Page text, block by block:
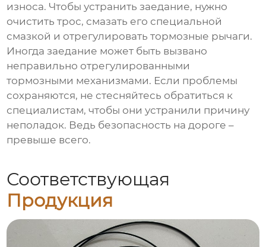
износа. Чтобы устранить заедание, нужно
очистить трос, смазать его специальной
смазкой и отрегулировать тормозные рычаги.
Иногда заедание может быть вызвано
неправильно отрегулированными
тормозными механизмами. Если проблемы
сохраняются, не стесняйтесь обратиться к
специалистам, чтобы они устранили причину
неполадок. Ведь безопасность на дороге –
превыше всего.
Соответствующая
Продукция